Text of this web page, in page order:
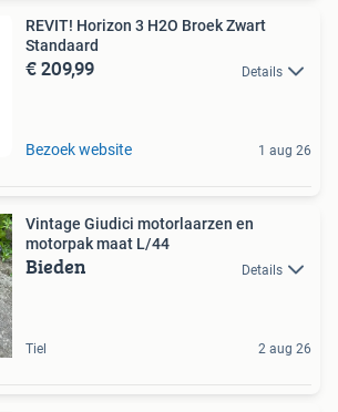
REVIT! Horizon 3 H2O Broek Zwart
Standaard
€ 209,99 Details
Bezoek website 1 aug 26
Vintage Giudici motorlaarzen en
motorpak maat L/44
Bieden Details
Tiel 2 aug 26